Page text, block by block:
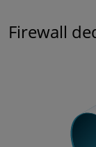
Firewall